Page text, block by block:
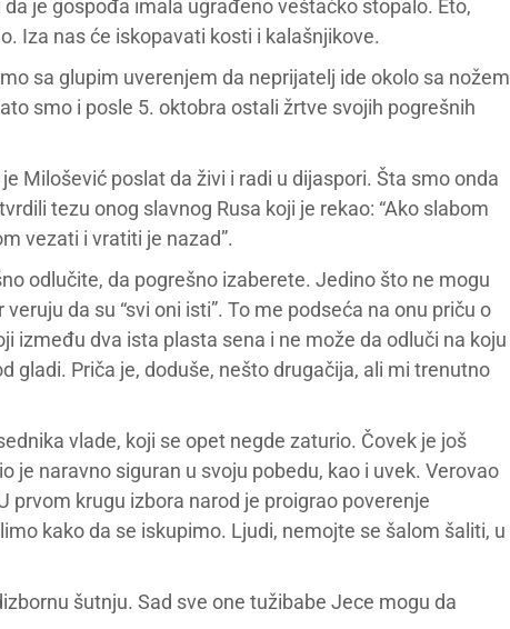
je gospođa imala ugrađeno veštačko stopalo. Eto,
Iza nas će iskopavati kosti i kalašnjikove.
sa glupim uverenjem da neprijatelj ide okolo sa nožem
smo i posle 5. oktobra ostali žrtve svojih pogrešnih
Milošević poslat da živi i radi u dijaspori. Šta smo onda
tezu onog slavnog Rusa koji je rekao: “Ako slabom
vezati i vratiti je nazad”.
odlučite, da pogrešno izaberete. Jedino što ne mogu
da su “svi oni isti”. To me podseća na onu priču o
između dva ista plasta sena i ne može da odluči na koju
gladi. Priča je, doduše, nešto drugačija, ali mi trenutno
vlade, koji se opet negde zaturio. Čovek je još
je naravno siguran u svoju pobedu, kao i uvek. Verovao
prvom krugu izbora narod je proigrao poverenje
kako da se iskupimo. Ljudi, nemojte se šalom šaliti, u
šutnju. Sad sve one tužibabe Jece mogu da